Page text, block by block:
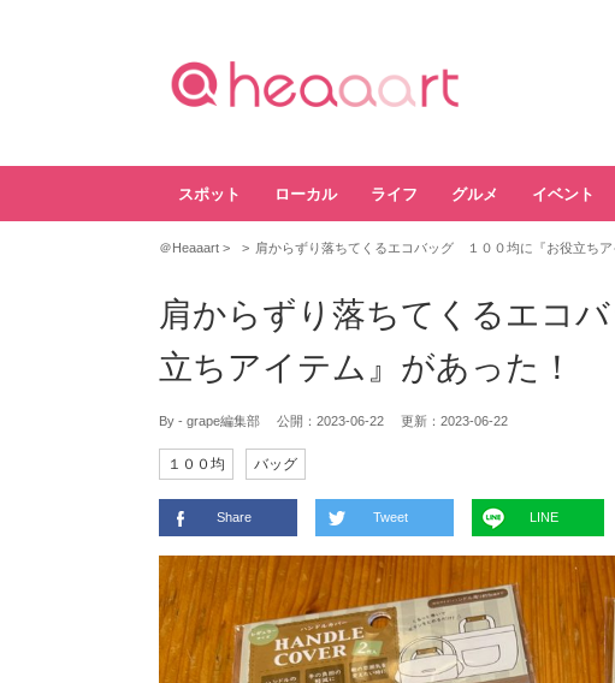
スポット ローカル ライフ グルメ イベント
＠Heaaart 肩からずり落ちてくるエコバッグ １００均に『お役立ちア
肩からずり落ちてくるエコ
立ちアイテム』があった！
By - grape編集部 公開： 2023-06-22 更新： 2023-06-22
１００均 バッグ
Share Tweet LINE